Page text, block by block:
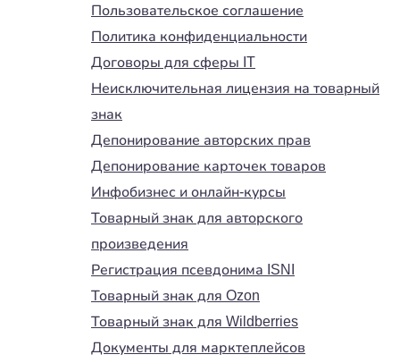
Пользовательское соглашение
Политика конфиденциальности
Договоры для сферы IT
Неисключительная лицензия на товарный
знак
Депонирование авторских прав
Депонирование карточек товаров
Инфобизнес и онлайн-курсы
Товарный знак для авторского
произведения
Регистрация псевдонима ISNI
Товарный знак для Ozon
Товарный знак для Wildberries
Документы для марктеплейсов